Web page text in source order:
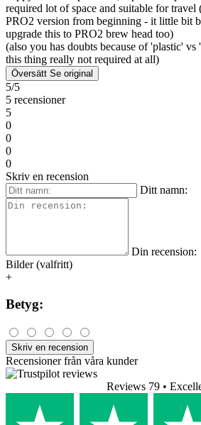
required lot of space and suitable for
PRO2 version from beginning - it little bit
upgrade this to PRO2 brew head too)
(also you has doubts because of 'plastic' vs
this thing really not required at all)
Översätt Se original
5/5
5 recensioner
5
0
0
0
0
Skriv en recension
Ditt namn:
Din recension:
Bilder (valfritt)
+
Betyg:
Skriv en recension
Recensioner från våra kunder
Reviews 79 •